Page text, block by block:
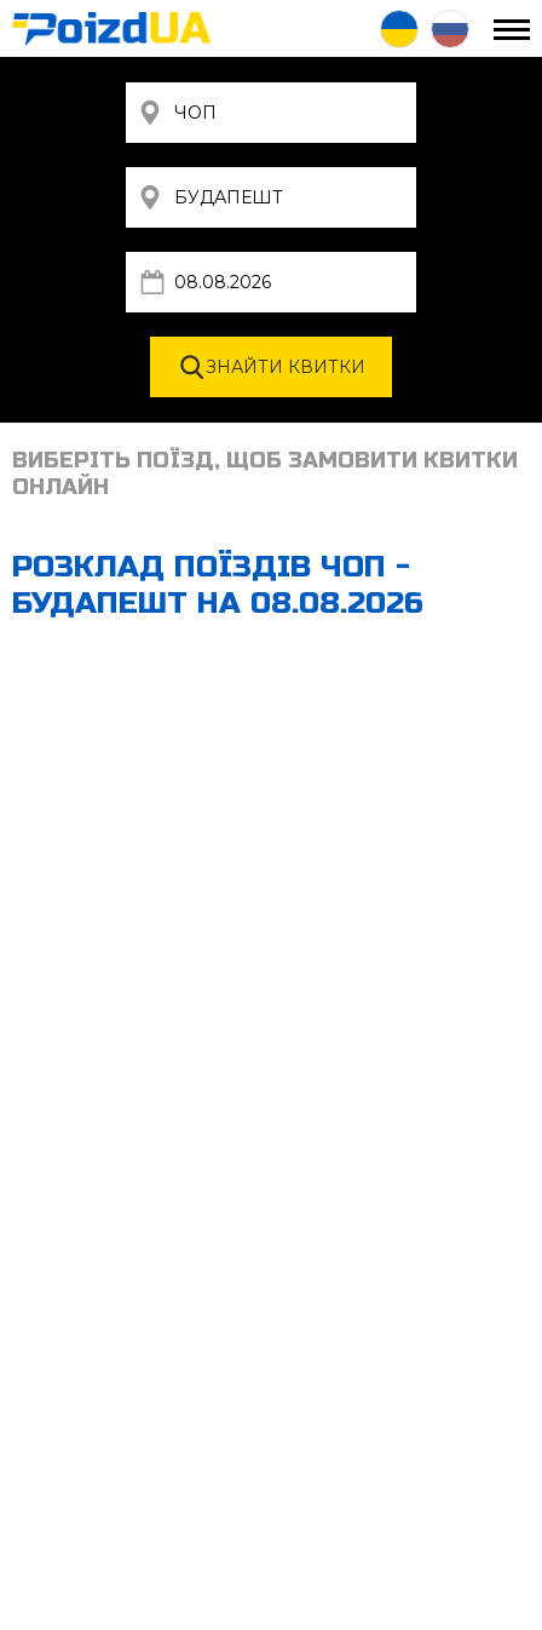
ВИБЕРІТЬ ПОЇЗД, ЩОБ ЗАМОВИТИ КВИТКИ
ОНЛАЙН
РОЗКЛАД ПОЇЗДІВ ЧОП -
БУДАПЕШТ НА 08.08.2026